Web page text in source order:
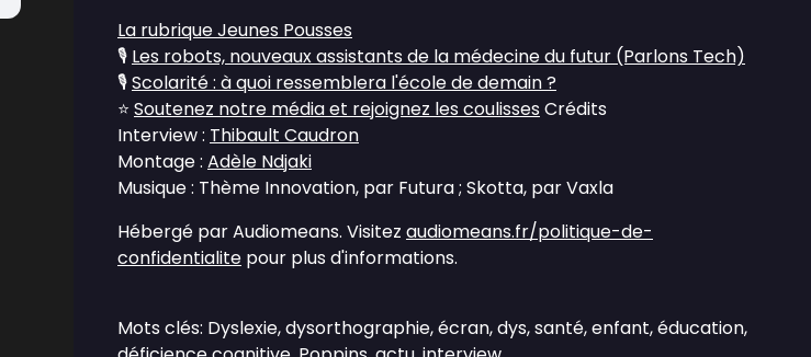
La rubrique Jeunes Pousses
🎙️ Les robots, nouveaux assistants de la médecine du futur (Parlons Tech)
🎙️Scolarité : à quoi ressemblera l'école de demain ?
⭐ Soutenez notre média et rejoignez les coulisses Crédits
Interview : Thibault Caudron
Montage : Adèle Ndjaki
Musique : Thème Innovation, par Futura ; Skotta, par Vaxla
Hébergé par Audiomeans. Visitez audiomeans.fr/politique-de-
confidentialite pour plus d'informations.
Mots clés: Dyslexie, dysorthographie, écran, dys, santé, enfant, éducation,